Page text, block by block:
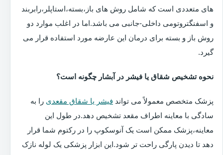
های متعددی است که شامل روش های باز،بسته،استاپلر،رابربند
و اسفنگتروتومی داخلی-جانبی می باشد.اما در اغلب موارد دو
روش باز و بسته برای درمان این عارضه مورد استفاده قرار می
گیرد.
نحوه تشخیص شقاق یا فیشر در آبشار چگونه است؟
پزشک متخصص معمولاً می تواند فیشر یا شقاق مقعدی را به
سادگی با معاینه اطراف مقعد تشخیص دهد.در طول این
معاینه،پزشک ممکن است یک آنوسکوپ را در رکتوم شما قرار
دهد تا دیدن پارگی راحت تر شود.این ابزار پزشکی یک لوله نازک